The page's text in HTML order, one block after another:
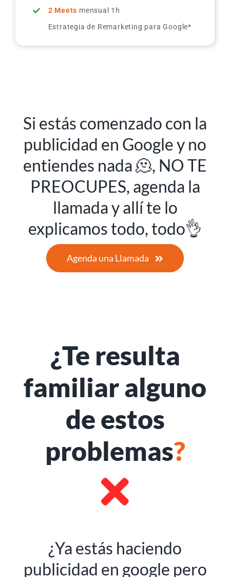
2 Meets mensual 1h
Estrategia de Remarketing para Google*
Si estás comenzado con la
publicidad en Google y no
entiendes nada 🫠, NO TE
PREOCUPES, agenda la
llamada y allí te lo
explicamos todo, todo👌
Agenda una Llamada
¿Te resulta
familiar alguno
de estos
problemas?
¿Ya estás haciendo
publicidad en google pero